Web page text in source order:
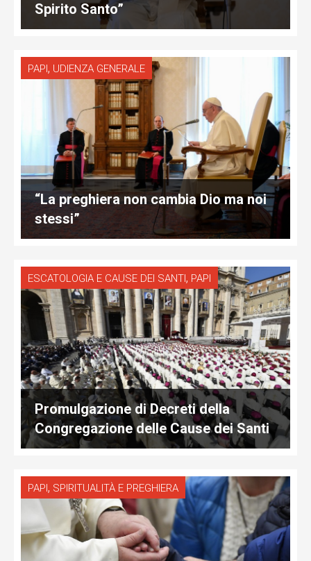
Spirito Santo”
PAPI, UDIENZA GENERALE
“La preghiera non cambia Dio ma noi
stessi”
ESCATOLOGIA E CAUSE DEI SANTI, PAPI
Promulgazione di Decreti della
Congregazione delle Cause dei Santi
PAPI, SPIRITUALITÀ E PREGHIERA